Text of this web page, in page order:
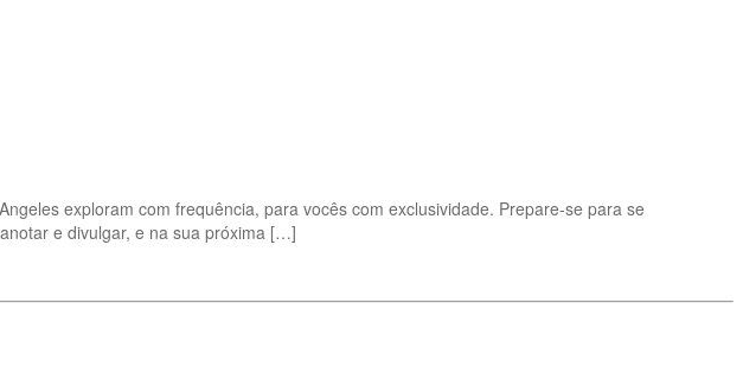
exploram com frequência, para vocês com exclusividade. Prepare-se para se
e divulgar, e na sua próxima […]